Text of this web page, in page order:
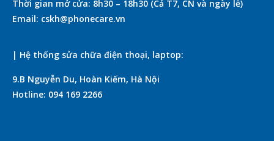
Thời gian mở cửa: 8h30 – 18h30 (Cả T7, CN và ngày lễ)
Email: cskh@phonecare.vn
| Hệ thống sửa chữa điện thoại, laptop:
9.B Nguyễn Du, Hoàn Kiếm, Hà Nội
Hotline: 094 169 2266